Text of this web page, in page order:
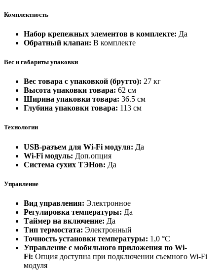
Комплектность
Набор крепежных элементов в комплекте: Да
Обратный клапан: В комплекте
Вес и габариты упаковки
Вес товара с упаковкой (брутто): 27 кг
Высота упаковки товара: 62 см
Ширина упаковки товара: 36.5 см
Глубина упаковки товара: 113 см
Технологии
USB-разъем для Wi-Fi модуля: Да
Wi-Fi модуль: Доп.опция
Система сухих ТЭНов: Да
Управление
Вид управления: Электронное
Регулировка температуры: Да
Таймер на включение: Да
Тип термостата: Электронный
Точность установки температуры: 1,0 °С
Управление c мобильного приложения по Wi-
Fi: Опция доступна при подключении съемного Wi-Fi
модуля